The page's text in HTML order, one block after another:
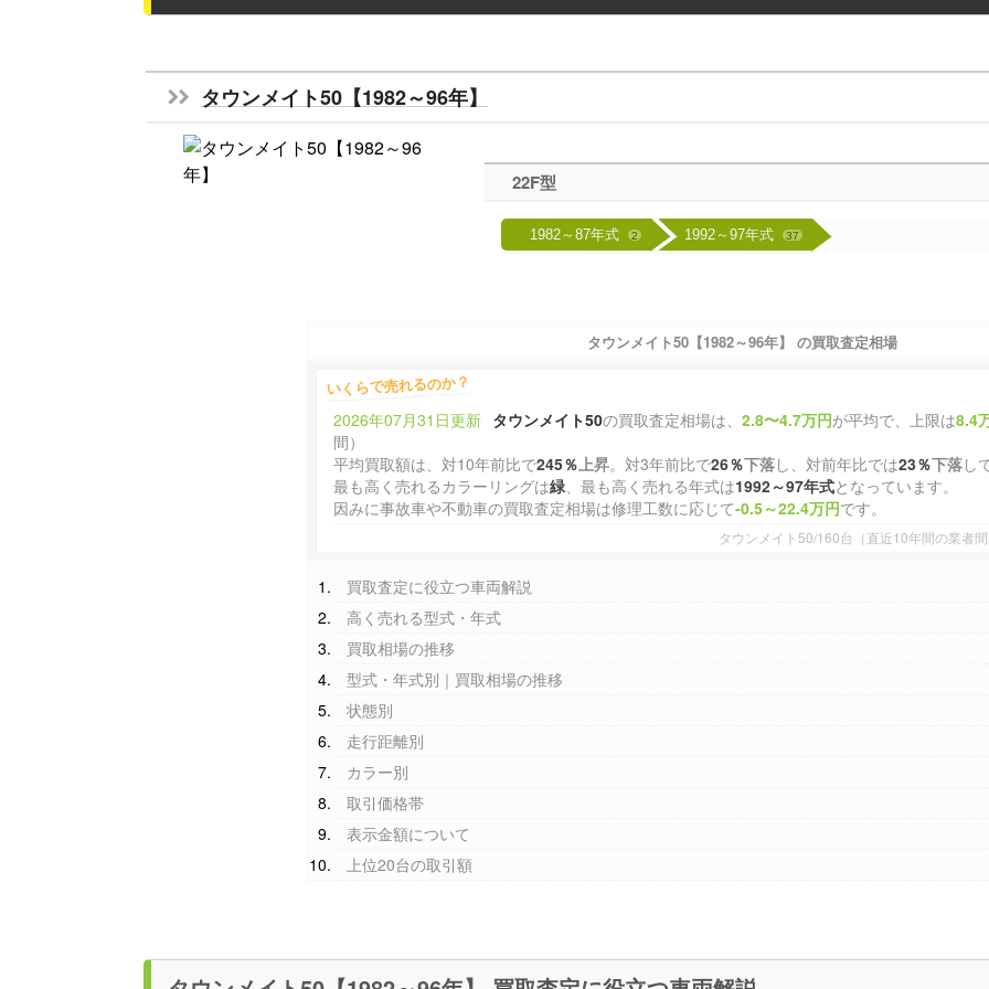
タウンメイト50【1982～96年】
22F型
1982～87年式 2 1992～97年式 37
タウンメイト50【1982～96年】 の買取査定相場
いくらで売れるのか？
2026年07月31日更新 タウンメイト50の買取査定相場は、2.8〜4.7万円が平均で、上限は8.4
間）
平均買取額は、対10年前比で245％上昇。対3年前比で26％下落し、対前年比では23％下落し
最も高く売れるカラーリングは緑、最も高く売れる年式は1992～97年式となっています。
因みに事故車や不動車の買取査定相場は修理工数に応じて-0.5～22.4万円です。
タウンメイト50/160台（直近10年間の業者
買取査定に役立つ車両解説
高く売れる型式・年式
買取相場の推移
型式・年式別｜買取相場の推移
状態別
走行距離別
カラー別
取引価格帯
表示金額について
上位20台の取引額